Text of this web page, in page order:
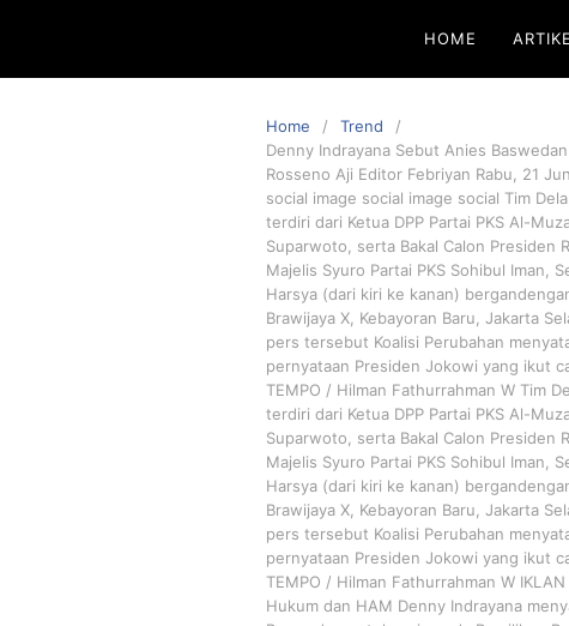
HOME
Home
Trend
Denny Indrayana Sebut Anies
Rosseno Aji Editor Febriyan Rabu, 21
social image social image social Tim
terdiri dari Ketua DPP Partai PKS Al-
Suparwoto, serta Bakal Calon Presiden
Majelis Syuro Partai PKS Sohibul Iman,
Harsya (dari kiri ke kanan)
Brawijaya X, Kebayoran Baru, Jakarta
pers tersebut Koalisi Perubahan
pernyataan Presiden Jokowi yang ikut
TEMPO / Hilman Fathurrahman W Tim
terdiri dari Ketua DPP Partai PKS Al-
Suparwoto, serta Bakal Calon Presiden
Majelis Syuro Partai PKS Sohibul Iman,
Harsya (dari kiri ke kanan)
Brawijaya X, Kebayoran Baru, Jakarta
pers tersebut Koalisi Perubahan
pernyataan Presiden Jokowi yang ikut
TEMPO / Hilman Fathurrahman W
Hukum dan HAM Denny Indrayana